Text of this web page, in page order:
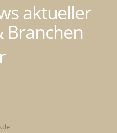
aktueller
Branchen